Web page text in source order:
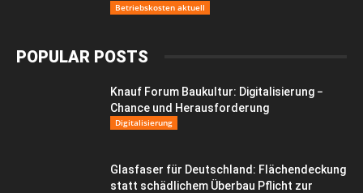
Betriebskosten aktuell
POPULAR POSTS
Knauf Forum Baukultur: Digitalisierung −
Chance und Herausforderung
Digitalisierung
Glasfaser für Deutschland: Flächendeckung
statt schädlichem Überbau Pflicht zur